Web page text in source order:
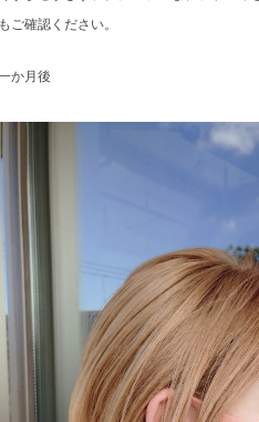
もご確認ください。
か月後